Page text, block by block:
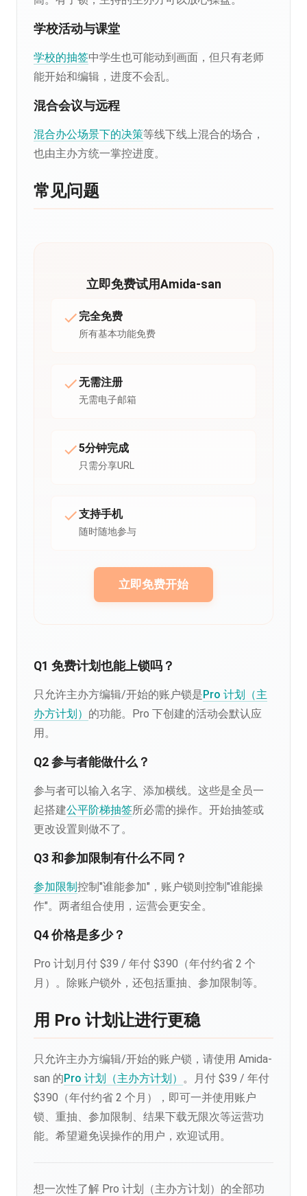
学校活动与课堂
学校的抽签中学生也可能动到画面，但只有老师
能开始和编辑，进度不会乱。
混合会议与远程
混合办公场景下的决策等线下线上混合的场合，
也由主办方统一掌控进度。
常见问题
立即免费试用Amida-san
完全免费
所有基本功能免费
无需注册
无需电子邮箱
5分钟完成
只需分享URL
支持手机
随时随地参与
立即免费开始
Q1 免费计划也能上锁吗？
只允许主办方编辑/开始的账户锁是Pro 计划（主
办方计划） 的功能。Pro 下创建的活动会默认应
用。
Q2 参与者能做什么？
参与者可以输入名字、添加横线。这些是全员一
起搭建公平阶梯抽签所必需的操作。开始抽签或
更改设置则做不了。
Q3 和参加限制有什么不同？
参加限制控制"谁能参加"，账户锁则控制"谁能操
作"。两者组合使用，运营会更安全。
Q4 价格是多少？
Pro 计划月付 $39 / 年付 $390（年付约省 2 个
月）。除账户锁外，还包括重抽、参加限制等。
用 Pro 计划让进行更稳
只允许主办方编辑/开始的账户锁，请使用 Amida-
san 的Pro 计划（主办方计划）
。月付 $39 / 年付
$390（年付约省 2 个月），即可一并使用账户
锁、重抽、参加限制、结果下载无限次等运营功
能。希望避免误操作的用户，欢迎试用。
想一次性了解 Pro 计划（主办方计划）的全部功